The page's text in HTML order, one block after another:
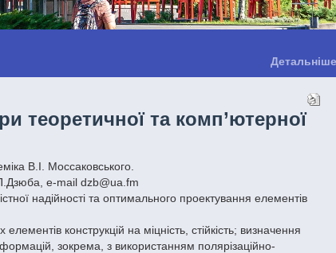
Детальніше
теоретичної та комп’ютерної
В.І. Моссаковського.
e-mail dzb@ua.fm
надійності та оптимального проектування елементів
конструкцій на міцність, стійкість; визначення
зокрема, з використанням полярізаційно-